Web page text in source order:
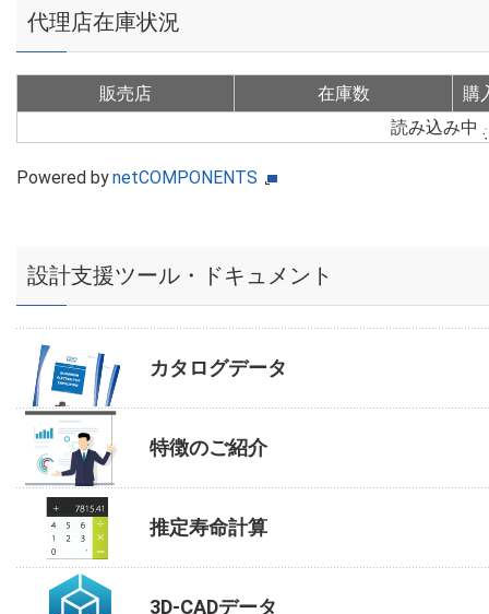
代理店在庫状況
販売店 在庫数
購
読み込み中
Powered bynetCOMPONENTS
設計支援ツール・ドキュメント
カタログデータ
特徴のご紹介
推定寿命計算
3D-CADデータ